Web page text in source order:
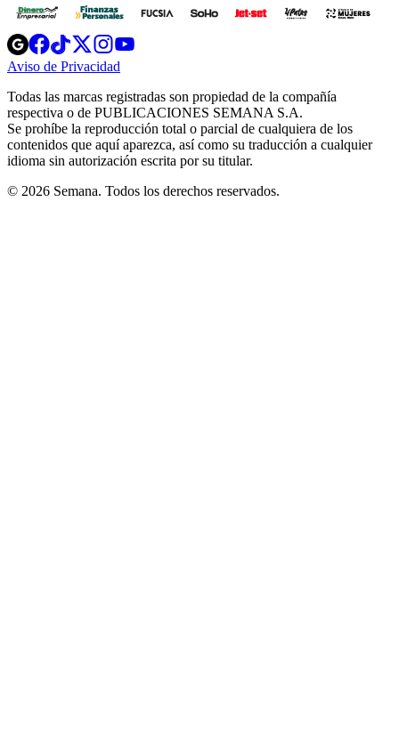
Opens
in
new
Opens
in
new
Opens
in
new
window
Opens
new
windowwindow
Aviso de Privacidad
new
window
Todas las marcas registradas son propiedad de la compañía
respectiva o de PUBLICACIONES SEMANA S.A.
Se prohíbe la reproducción total o parcial de cualquiera de los
contenidos que aquí aparezca, así como su traducción a cualquier
idioma sin autorización escrita por su titular.
© 2026 Semana. Todos los derechos reservados.